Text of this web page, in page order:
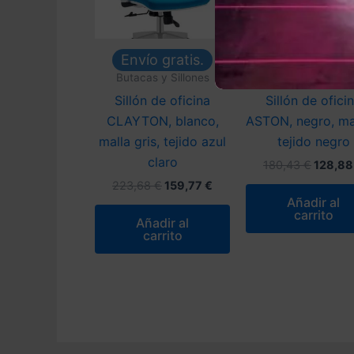
Envío gratis.
Butacas y Sillones
Sillón de oficina
CLAYTON, blanco,
malla gris, tejido azul
claro
223,68€ El
era:
223,68 €.
159,77 €
Añadir al
carrito
Envío gratis.
Sillón de
ASTON, negro,
tejido negro
180,43€ El
era:
180,43
128,88
Añadir al
carrito